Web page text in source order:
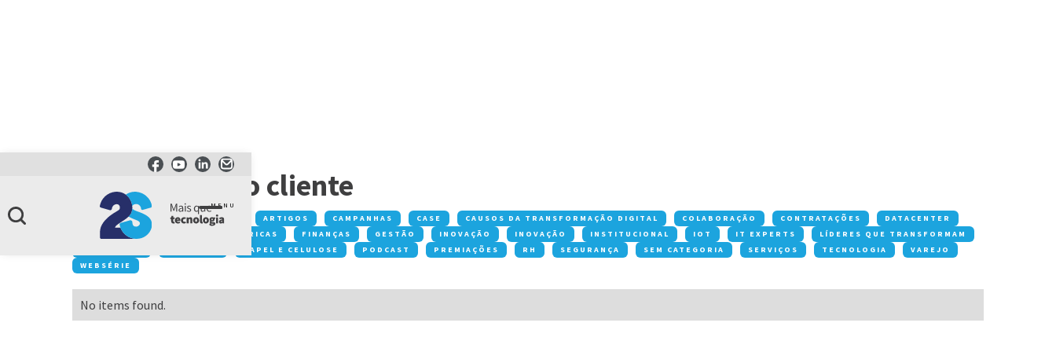
MENU
experiência do cliente
Conteúdos: ACONTECE NA 2S ARTIGOS CAMPANHAS CASE CAUSOS DA TRANSFORMAÇÃO DIGITAL COLABORAÇÃO CONTRATAÇÕES
DATACENTER
DESTAQUE
FÁBRICAS FINANÇAS GESTÃO INOVAÇÃO INOVAÇÃO INSTITUCIONAL IOT IT EXPERTS
LÍDERES QUE TRANSFORMAM
PAPEL E CELULOSE PODCAST PREMIAÇÕES RH SEGURANÇA SEM CATEGORIA SERVIÇOS TECNOLOGIA
VAREJO
WEBSÉRIE
No items found.